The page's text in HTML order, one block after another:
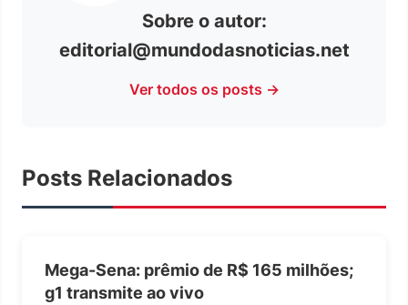
Sobre o autor:
editorial@mundodasnoticias.net
Ver todos os posts →
Posts Relacionados
Mega-Sena: prêmio de R$ 165 milhões;
g1 transmite ao vivo